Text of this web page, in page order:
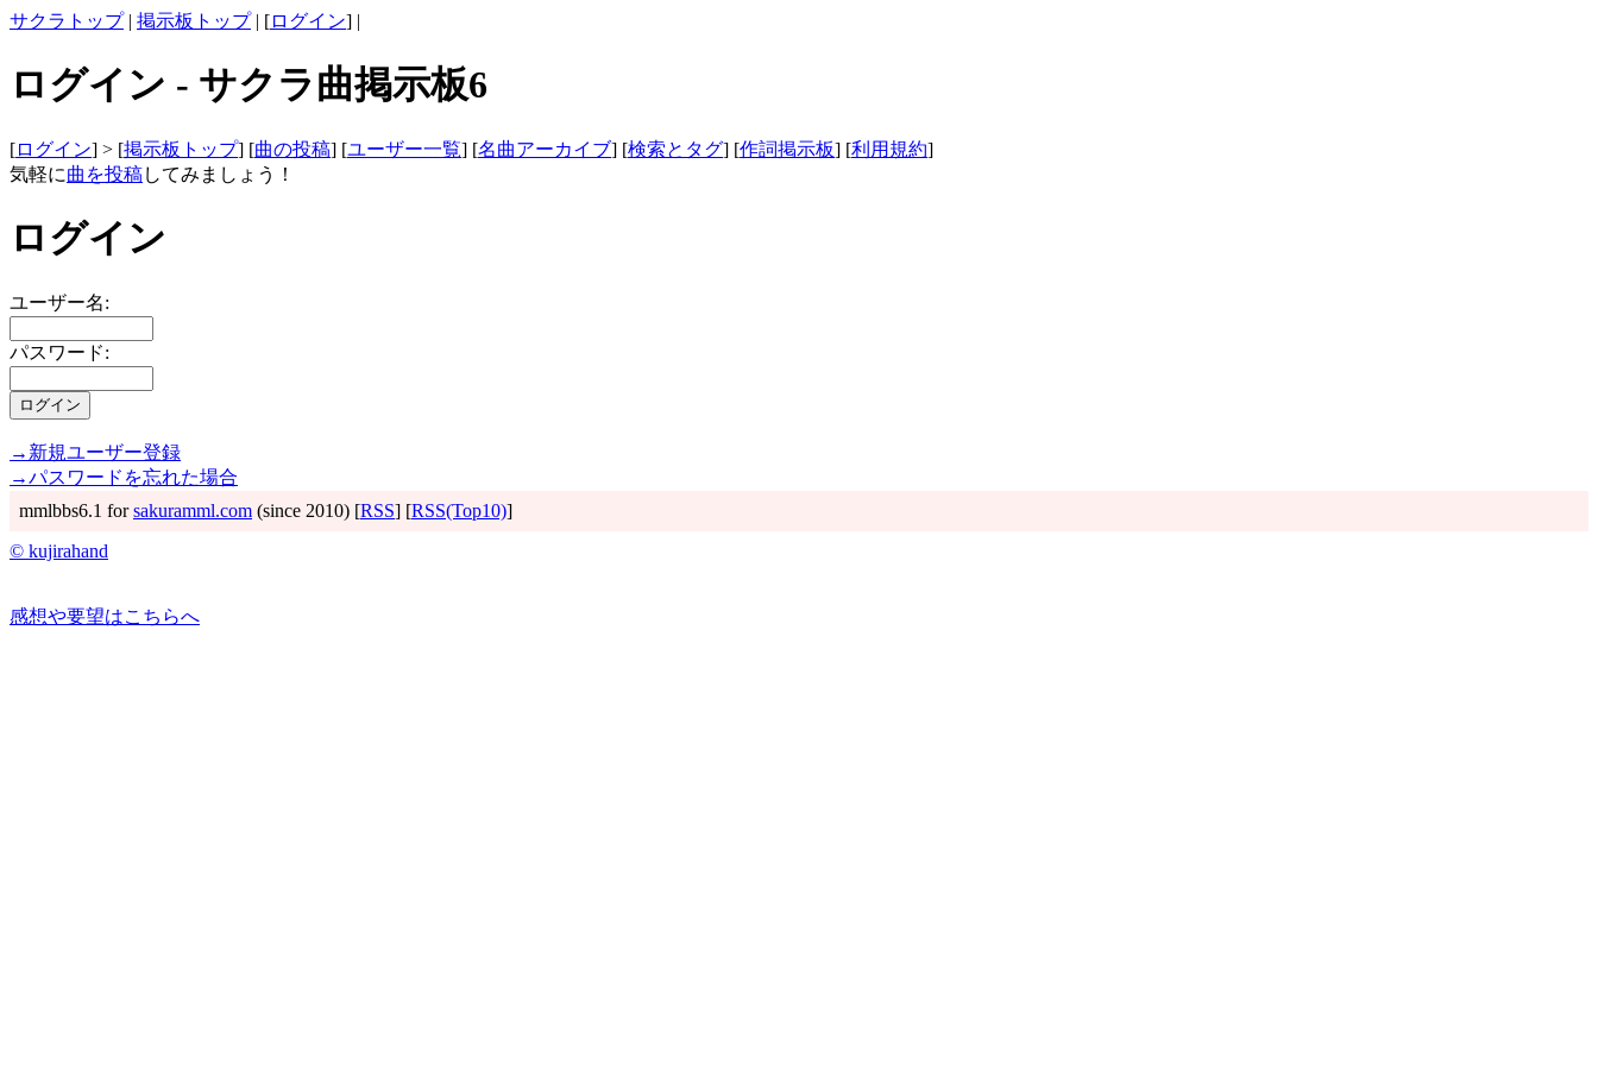
サクラトップ| 掲示板トップ| [ログイン] |
ログイン - サクラ曲掲示板6
[ログイン] > [掲示板トップ] [曲の投稿] [ユーザー一覧] [名曲アーカイブ] [検索とタグ] [作詞掲示板] [利用規約]
気軽に曲を投稿してみましょう！
ログイン
ユーザー名:
パスワード:
→新規ユーザー登録
→パスワードを忘れた場合
mmlbbs6.1 forsakuramml.com (since 2010) [RSS] [RSS(Top10)]
© kujirahand
感想や要望はこちらへ